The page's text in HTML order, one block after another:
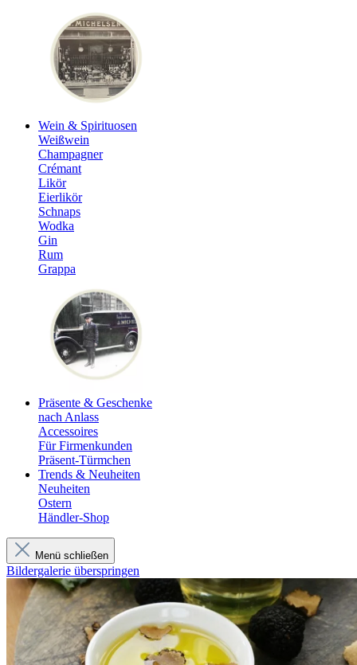
Wein & Spirituosen
Weißwein
Champagner
Crémant
Likör
Eierlikör
Schnaps
Wodka
Gin
Rum
Grappa
Präsente & Geschenke
nach Anlass
Accessoires
Für Firmenkunden
Präsent-Türmchen
Trends & Neuheiten
Neuheiten
Ostern
Händler-Shop
Menü schließen
Bildergalerie überspringen